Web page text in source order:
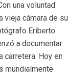
una voluntad
vieja cámara de su
Eriberto
a documentar
carretera. Hoy en
mundialmente